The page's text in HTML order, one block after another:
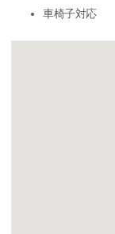
車椅子対応